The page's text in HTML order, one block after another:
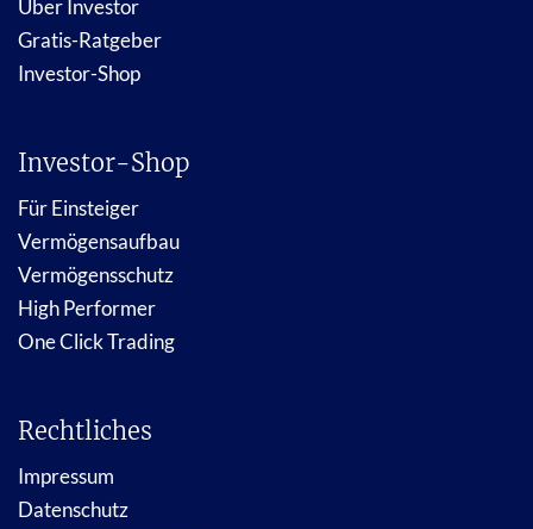
Über Investor
Gratis-Ratgeber
Investor-Shop
Investor-Shop
Für Einsteiger
Vermögensaufbau
Vermögensschutz
High Performer
One Click Trading
Rechtliches
Impressum
Datenschutz